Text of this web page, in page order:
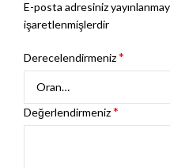
E-posta adresiniz
işaretlenmişlerdir
Derecelendirmeniz*
Değerlendirmeniz*